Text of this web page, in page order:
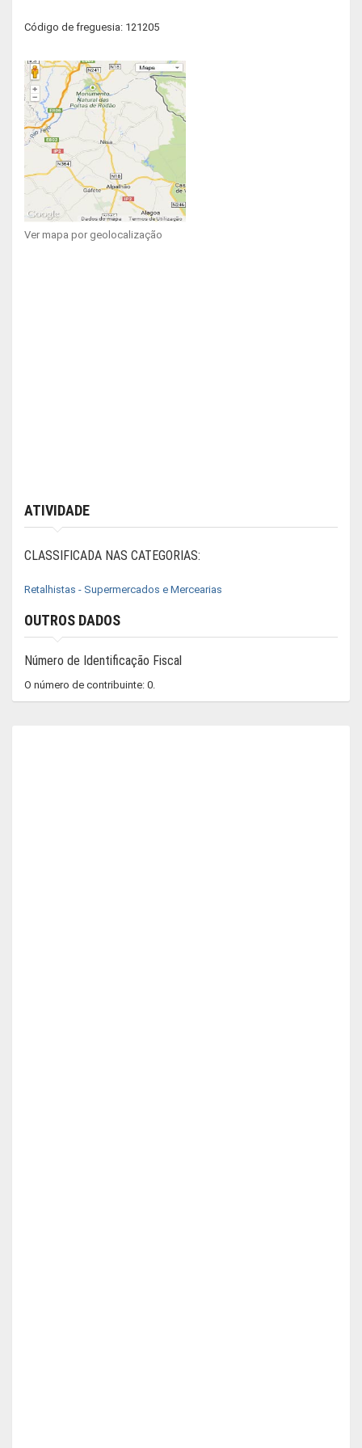
Código de freguesia: 121205
Ver mapa por geolocalização
ATIVIDADE
CLASSIFICADA NAS CATEGORIAS:
Retalhistas - Supermercados e Mercearias
OUTROS DADOS
Número de Identificação Fiscal
O número de contribuinte: 0.